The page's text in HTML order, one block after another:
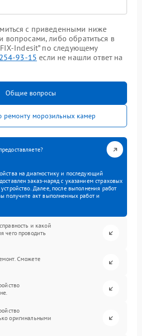
с приведенными ниже
вопросами, либо обратиться в
Indesit” по следующему
93-15 если не нашли ответ на
Общие вопросы
ремонту морозильных камер
на диагностику и последующий
заказ-наряд с указанием страховых
Далее, после выполнения работ
получите акт выполненных работ и
и какой
чего проводить
Сможете
оригинальными